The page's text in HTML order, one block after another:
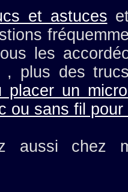
et astuces
les
, plus des
placer un
ou sans fil
aussi